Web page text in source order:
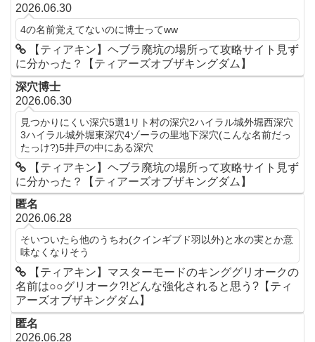
2026.06.30
4の名前覚えてないのに博士ってww
【ティアキン】ヘブラ廃坑の場所って攻略サイト見ず
に分かった？【ティアーズオブザキングダム】
深穴博士
2026.06.30
見つかりにくい深穴5選1リト村の深穴2ハイラル城外堀西深穴
3ハイラル城外堀東深穴4ゾーラの里地下深穴(こんな名前だっ
たっけ?)5井戸の中にある深穴
【ティアキン】ヘブラ廃坑の場所って攻略サイト見ず
に分かった？【ティアーズオブザキングダム】
匿名
2026.06.28
そいついたら他のうちわ(クインギブド羽以外)と水の実とか意
味なくなりそう
【ティアキン】マスターモードのキンググリオークの
名前は○○グリオーク?!どんな強化されると思う?【ティ
アーズオブザキングダム】
匿名
2026.06.28